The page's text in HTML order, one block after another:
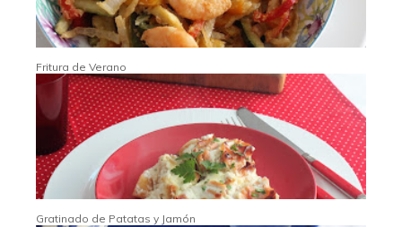
Fritura de Verano
Gratinado de Patatas y Jamón